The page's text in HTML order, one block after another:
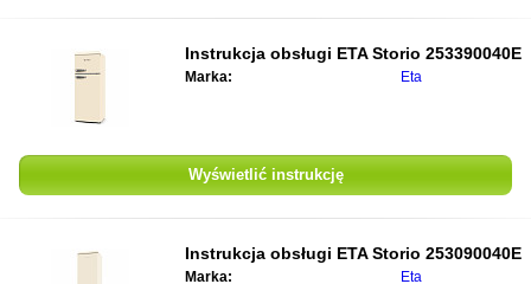
Instrukcja obsługi ETA Storio 253390040E
Marka: Eta
Wyświetlić instrukcję
Instrukcja obsługi ETA Storio 253090040E
Marka: Eta